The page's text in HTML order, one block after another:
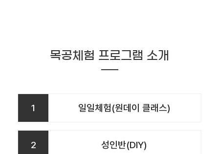
목공체험 프로그램 소개
1 일일체험(원데이 클래스)
2 성인반(DIY)